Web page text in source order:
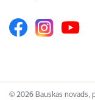
© 2026 Bauskas novads,